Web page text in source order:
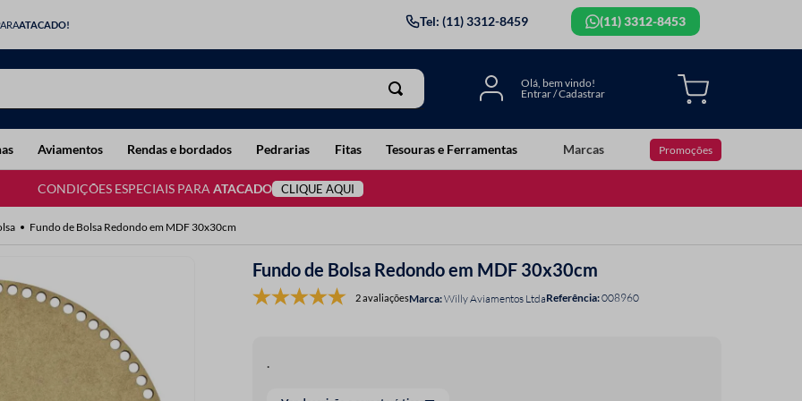
ATACADO! Tel: (11) 3312-8459 (11) 3312-8453
Aviamentos Rendas e bordados Pedrarias Fitas Tesouras e Ferramentas Marcas Promoções
CONDIÇÕES ESPECIAIS PARA ATACADO CLIQUE AQUI
Fundo de Bolsa Redondo em MDF 30x30cm
Fundo de Bolsa Redondo em MDF 30x30cm
2 avaliações Willy Aviamentos LtdaReferência:008960
.